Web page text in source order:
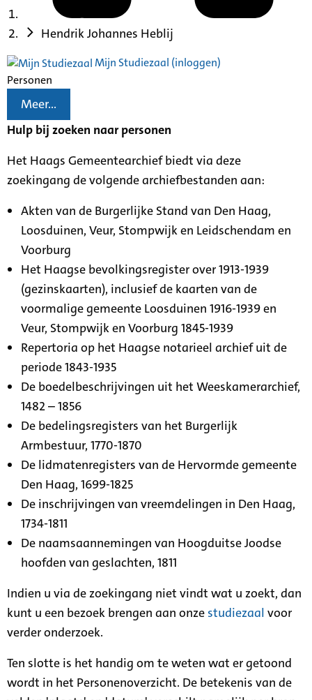
Hendrik Johannes Heblij
Mijn Studiezaal (inloggen)
Personen
Meer...
Hulp bij zoeken naar personen
Het Haags Gemeentearchief biedt via deze
zoekingang de volgende archiefbestanden aan:
Akten van de Burgerlijke Stand van Den Haag,
Loosduinen, Veur, Stompwijk en Leidschendam en
Voorburg
Het Haagse bevolkingsregister over 1913-1939
(gezinskaarten), inclusief de kaarten van de
voormalige gemeente Loosduinen 1916-1939 en
Veur, Stompwijk en Voorburg 1845-1939
Repertoria op het Haagse notarieel archief uit de
periode 1843-1935
De boedelbeschrijvingen uit het Weeskamerarchief,
1482 – 1856
De bedelingsregisters van het Burgerlijk
Armbestuur, 1770-1870
De lidmatenregisters van de Hervormde gemeente
Den Haag, 1699-1825
De inschrijvingen van vreemdelingen in Den Haag,
1734-1811
De naamsaannemingen van Hoogduitse Joodse
hoofden van geslachten, 1811
Indien u via de zoekingang niet vindt wat u zoekt, dan
kunt u een bezoek brengen aan onze studiezaal voor
verder onderzoek.
Ten slotte is het handig om te weten wat er getoond
wordt in het Personenoverzicht. De betekenis van de